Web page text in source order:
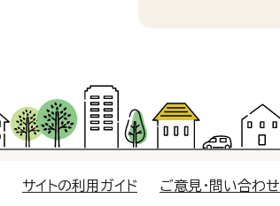
サイトの利用ガイド ご意見・問い合わせ